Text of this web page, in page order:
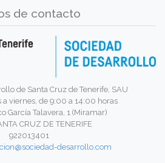
de contacto
de Santa Cruz de Tenerife, SAU
a viernes, de 9:00 a 14:00 horas
García Talavera, 1 (Miramar)
CRUZ DE TENERIFE
922013401
desarrollo.com